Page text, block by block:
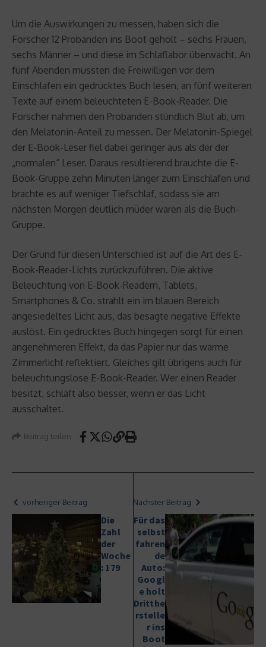
Um die Auswirkungen zu messen, haben sich die
Forscher 12 Probanden ins Boot geholt – sechs Frauen,
sechs Männer – und diese im Schlaflabor überwacht. An
fünf Abenden mussten die Freiwilligen vor dem
Einschlafen ein gedrucktes Buch lesen, an fünf weiteren
Texte auf einem beleuchteten E-Book-Reader. Die
Forscher nahmen den Probanden stündlich Blut ab, um
den Melatonin-Anteil zu messen. Der Melatonin-Spiegel
der E-Book-Leser fiel dabei geringer aus als der der
„normalen“ Leser. Daraus resultierend brauchte die E-
Book-Gruppe zehn Minuten länger zum Einschlafen und
brachte es auf weniger Tiefschlaf, sodass sie am
nächsten Morgen deutlich müder waren als die Buch-
Gruppe.
Der Grund für diesen Unterschied ist auf die Art des E-
Book-Reader-Lichts zurückzuführen. Die aktive
Beleuchtung von E-Book-Readern, Tablets,
Smartphones & Co. strahlt ein im blauen Bereich
angesiedeltes Licht aus, das besagte negative Effekte
auslöst. Ein gedrucktes Buch hingegen sorgt für einen
angenehmeren Effekt, da das Papier nur das warme
Zimmerlicht reflektiert. Gleiches gilt übrigens auch für
beleuchtungslose E-Book-Reader. Wer einen Reader
besitzt, schläft also besser, wenn er das Licht
ausschaltet.
Beitrag teilen
vorheriger Beitrag
Die
Zahl
der
Woche
: 179
Nächster Beitrag
Für das
selbst
fahren
de
Auto:
Googl
e holt
Dritthe
rstelle
r ins
Boot